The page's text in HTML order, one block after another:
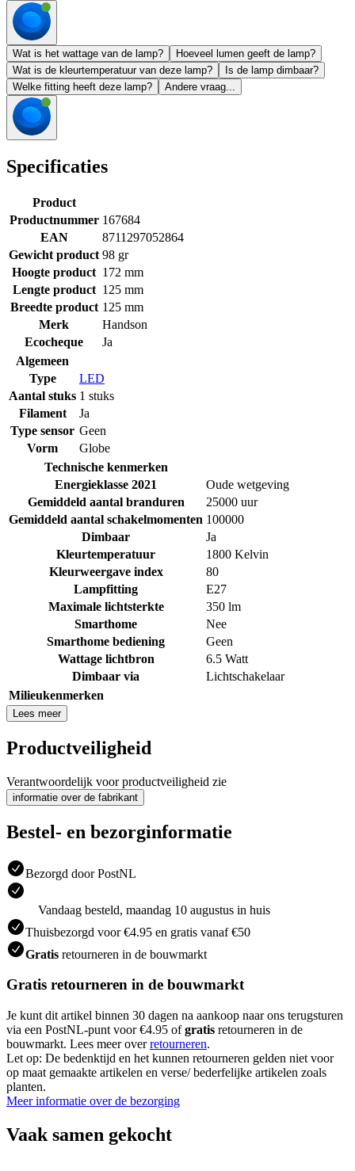
Wat is het wattage van de lamp?
Hoeveel lumen geeft de lamp?
Wat is de kleurtemperatuur van deze lamp?
Is de lamp dimbaar?
Welke fitting heeft deze lamp?
Andere vraag...
Specificaties
Product
Productnummer 167684
EAN
8711297052864
Gewicht product 98 gr
Hoogte product 172 mm
Lengte product 125 mm
Breedte product 125 mm
Merk
Handson
Ecocheque
Ja
Algemeen
Type
LED
Aantal stuks 1 stuks
Filament
Ja
Type sensor Geen
Vorm
Globe
Technische kenmerken
Energieklasse 2021
Oude wetgeving
Gemiddeld aantal branduren
25000 uur
Gemiddeld aantal schakelmomenten 100000
Dimbaar
Ja
Kleurtemperatuur
1800 Kelvin
Kleurweergave index
80
Lampfitting
E27
Maximale lichtsterkte
350 lm
Smarthome
Nee
Smarthome bediening
Geen
Wattage lichtbron
6.5 Watt
Dimbaar via
Lichtschakelaar
Milieukenmerken
Lees meer
Productveiligheid
Verantwoordelijk voor productveiligheid zie
informatie over de fabrikant
Bestel- en bezorginformatie
Bezorgd door PostNL
Vandaag besteld, maandag 10 augustus in huis
Thuisbezorgd voor €4.95 en gratis vanaf €50
Gratis retourneren in de bouwmarkt
Gratis retourneren in de bouwmarkt
Je kunt dit artikel binnen 30 dagen na aankoop naar ons terugsturen
via een PostNL-punt voor €4.95 ofgratis retourneren in de
bouwmarkt. Lees meer overretourneren.
Let op: De bedenktijd en het kunnen retourneren gelden niet voor
op maat gemaakte artikelen en verse/ bederfelijke artikelen zoals
planten.
Meer informatie over de bezorging
Vaak samen gekocht